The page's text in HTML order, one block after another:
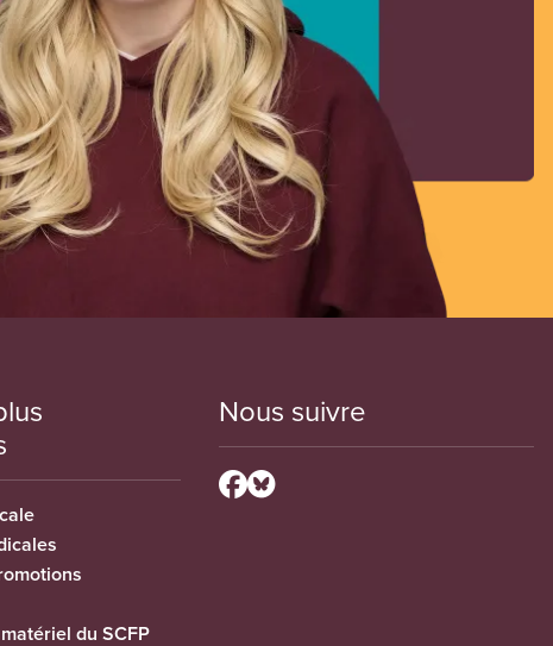
du SCFP
Nous suivre